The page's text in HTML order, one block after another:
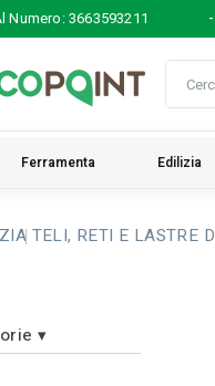
Numero:3663593211
Ferramenta Edilizia
TELI, RETI E LASTRE
▾